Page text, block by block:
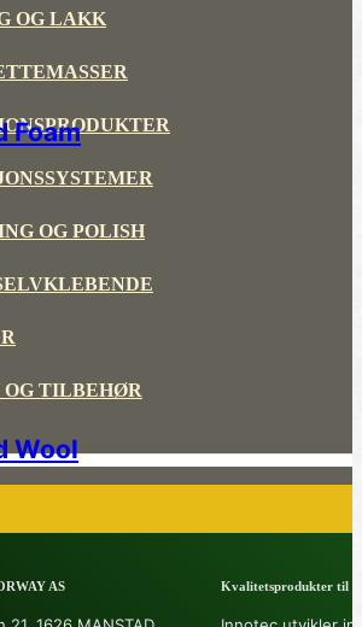
OG LAKK
OG POLISH
TILBEHØR
Foam
Wool
AS Kvalitetsprodukter til å